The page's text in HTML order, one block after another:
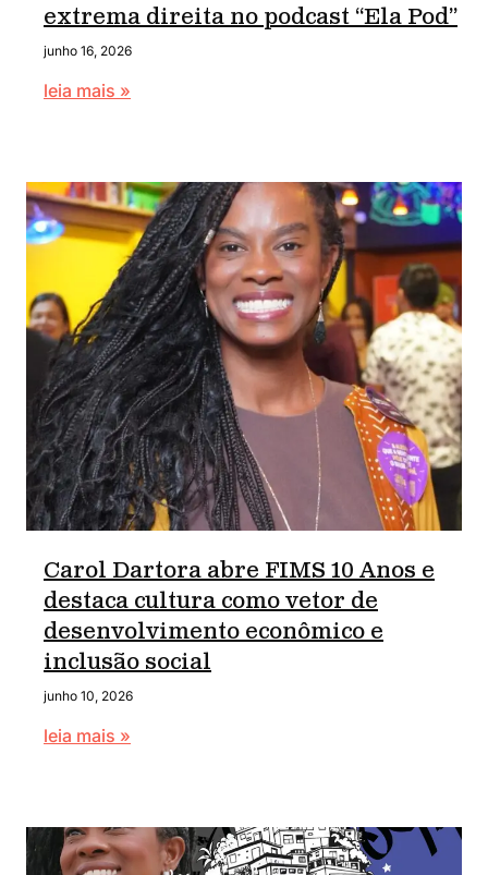
extrema direita no podcast “Ela Pod”
junho 16, 2026
leia mais »
Carol Dartora abre FIMS 10 Anos e
destaca cultura como vetor de
desenvolvimento econômico e
inclusão social
junho 10, 2026
leia mais »